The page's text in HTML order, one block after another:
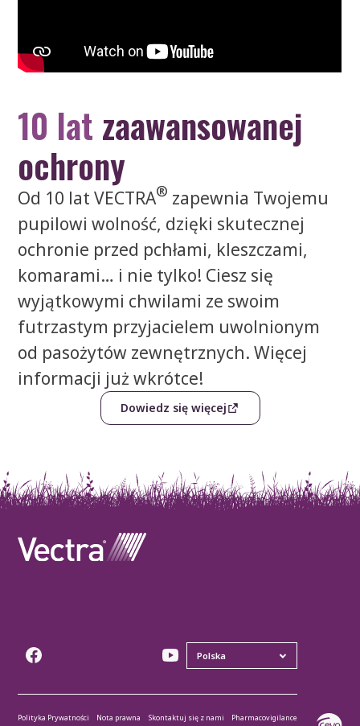
10 lat zaawansowanej
ochrony
Od 10 lat VECTRA® zapewnia Twojemu
pupilowi wolność, dzięki skutecznej
ochronie przed pchłami, kleszczami,
komarami… i nie tylko! Ciesz się
wyjątkowymi chwilami ze swoim
futrzastym przyjacielem uwolnionym
od pasożytów zewnętrznych. Więcej
informacji już wkrótce!
Dowiedz się więcej
Polityka Prywatności Nota prawna Skontaktuj się z nami Pharmacovigilance